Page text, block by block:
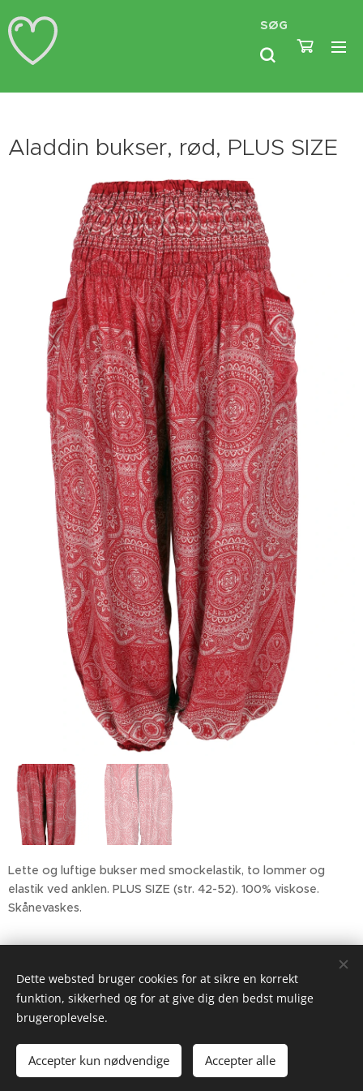
SØG
Aladdin bukser, rød, PLUS SIZE
Lette og luftige bukser med smockelastik, to lommer og
elastik ved anklen. PLUS SIZE (str. 42-52). 100% viskose.
Skånevaskes.
Drevet afWebnode Cookies
Dette websted bruger cookies for at sikre en korrekt
funktion, sikkerhed og for at give dig den bedst mulige
brugeroplevelse.
Accepter kun nødvendige Accepter alle